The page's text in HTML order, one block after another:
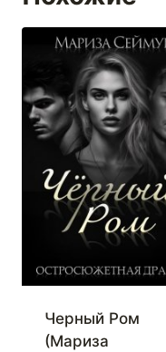
Черный Ром
(Мариза